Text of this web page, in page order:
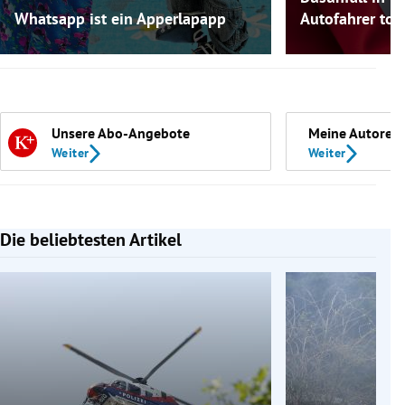
Whatsapp ist ein Apperlapapp
Autofahrer tot
Unsere Abo-Angebote
Weiter
Meine Autoren
Weiter
Die beliebtesten Artikel
Slide 1 von 7